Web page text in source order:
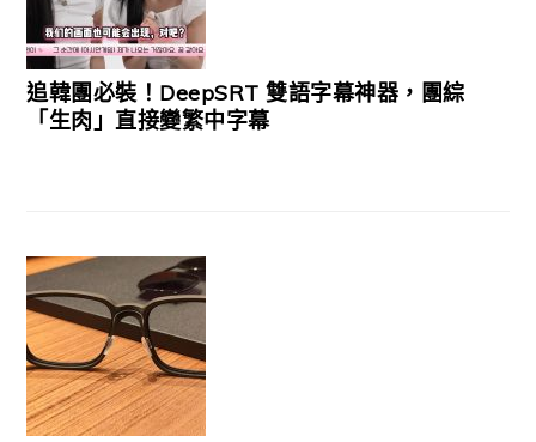
追韓團必裝！DeepSRT 雙語字幕神器，團綜
「生肉」直接變繁中字幕